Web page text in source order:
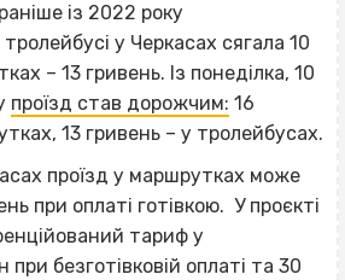
із 2022 року
тролейбусі у Черкасах сягала 10
– 13 гривень. Із понеділка, 10
проїзд став дорожчим: 16
13 гривень – у тролейбусах.
проїзд у маршрутках може
при оплаті готівкою. У проєкті
тариф у
безготівковій оплаті та 30